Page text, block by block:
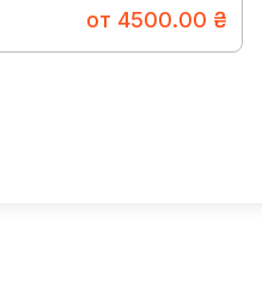
от 4500.00 ₴